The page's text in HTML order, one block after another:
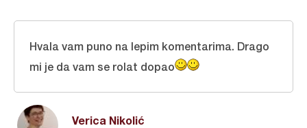
Verica Nikolić
Hvala vam puno na lepim komentarima. Drago
mi je da vam se rolat dopao